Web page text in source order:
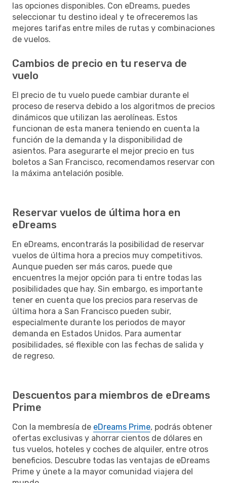
las opciones disponibles. Con eDreams, puedes
seleccionar tu destino ideal y te ofreceremos las
mejores tarifas entre miles de rutas y combinaciones
de vuelos.
Cambios de precio en tu reserva de
vuelo
El precio de tu vuelo puede cambiar durante el
proceso de reserva debido a los algoritmos de precios
dinámicos que utilizan las aerolíneas. Estos
funcionan de esta manera teniendo en cuenta la
función de la demanda y la disponibilidad de
asientos. Para asegurarte el mejor precio en tus
boletos a San Francisco, recomendamos reservar con
la máxima antelación posible.
Reservar vuelos de última hora en
eDreams
En eDreams, encontrarás la posibilidad de reservar
vuelos de última hora a precios muy competitivos.
Aunque pueden ser más caros, puede que
encuentres la mejor opción para ti entre todas las
posibilidades que hay. Sin embargo, es importante
tener en cuenta que los precios para reservas de
última hora a San Francisco pueden subir,
especialmente durante los periodos de mayor
demanda en Estados Unidos. Para aumentar
posibilidades, sé flexible con las fechas de salida y
de regreso.
Descuentos para miembros de eDreams
Prime
Con la membresía de eDreams Prime, podrás obtener
ofertas exclusivas y ahorrar cientos de dólares en
tus vuelos, hoteles y coches de alquiler, entre otros
beneficios. Descubre todas las ventajas de eDreams
Prime y únete a la mayor comunidad viajera del